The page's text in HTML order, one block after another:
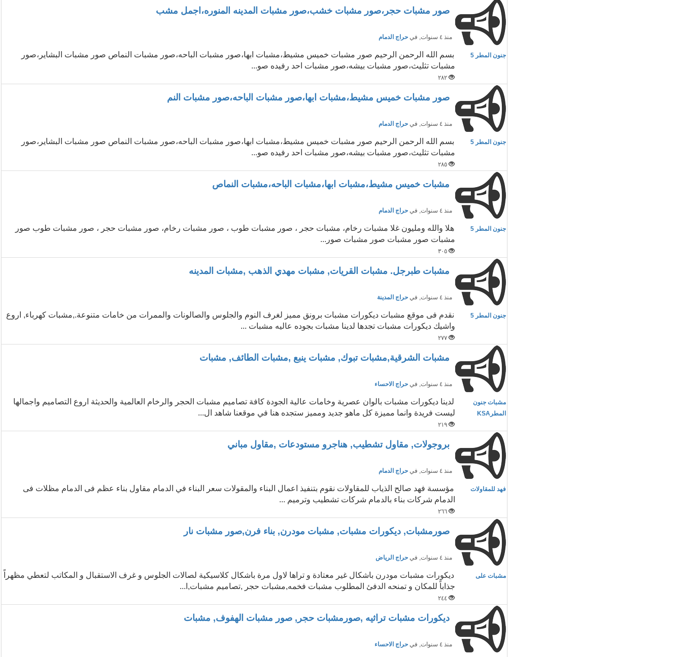
صور مشبات حجر،صور مشبات خشب،صور مشبات المدينه المنوره،اجمل مشب
منذ ٤ سنوات , فيحراج الدمام
جنون المطر 5
بسم الله الرحمن الرحيم صور مشبات خميس مشيط،مشبات ابها،صور مشبات الباحه،صور مشبات النماص صور مشبات البشاير،صور
مشبات تثليث،صور مشبات بيشه،صور مشبات احد رفيده صو...
٢٨٢
صور مشبات خميس مشيط،مشبات ابها،صور مشبات الباحه،صور مشبات النم
منذ ٤ سنوات , فيحراج الدمام
جنون المطر 5
بسم الله الرحمن الرحيم صور مشبات خميس مشيط،مشبات ابها،صور مشبات الباحه،صور مشبات النماص صور مشبات البشاير،صور
مشبات تثليث،صور مشبات بيشه،صور مشبات احد رفيده صو...
٢٨٥
مشبات خميس مشيط،مشبات ابها،مشبات الباحه،مشبات النماص
منذ ٤ سنوات , فيحراج الدمام
جنون المطر 5
هلا والله ومليون غلا مشبات رخام، مشبات حجر ، صور مشبات طوب ، صور مشبات رخام، صور مشبات حجر ، صور مشبات طوب صور
مشبات صور مشبات صور مشبات صور...
٣٠٥
مشبات طبرجل. مشبات القريات, مشبات مهدي الذهب ,مشبات المدينه
منذ ٤ سنوات , فيحراج المدينة
جنون المطر 5
نقدم فى موقع مشبات ديكورات مشبات برونق مميز لغرف النوم والجلوس والصالونات والممرات من خامات متنوعة.,مشبات كهرباء, اروع
واشيك ديكورات مشبات تجدها لدينا مشبات بجوده عاليه مشبات ...
٢٧٧
مشبات الشرقية,مشبات تبوك, مشبات ينبع ,مشبات الطائف, مشبات
منذ ٤ سنوات , فيحراج الاحساء
مشبات جنون
المطرKSA
لدينا ديكورات مشبات بالوان عصرية وخامات عالية الجودة كافة تصاميم مشبات الحجر والرخام العالمية والحديثة اروع التصاميم واجمالها
ليست فريدة وانما مميزة كل ماهو جديد ومميز ستجده هنا في موقعنا شاهد ال...
٢١٩
بروجولات, مقاول تشطيب, هناجرو مستودعات ,مقاول مباني
منذ ٤ سنوات , فيحراج الدمام
فهد للمقاولات
مؤسسة فهد صالح الذياب للمقاولات نقوم بتنفيذ اعمال البناء والمقولات سعر البناء في الدمام مقاول بناء عظم فى الدمام مظلات فى
الدمام شركات بناء بالدمام شركات تشطيب وترميم ...
٢٦٦
صورمشبات, ديكورات مشبات, مشبات مودرن, بناء فرن,صور مشبات نار
منذ ٤ سنوات , فيحراج الرياض
مشبات على
ديكورات مشبات مودرن باشكال غير معتادة و تراها لاول مرة باشكال كلاسيكية لصالات الجلوس و غرف الاستقبال و المكاتب لتعطي مظهراً
جذاباً للمكان و تمنحه الدفئ المطلوب مشبات فخمه,مشبات حجر ,تصاميم مشبات,ا...
٢٤٤
ديكورات مشبات تراثيه ,صورمشبات حجر, صور مشبات الهفوف, مشبات
منذ ٤ سنوات , فيحراج الاحساء